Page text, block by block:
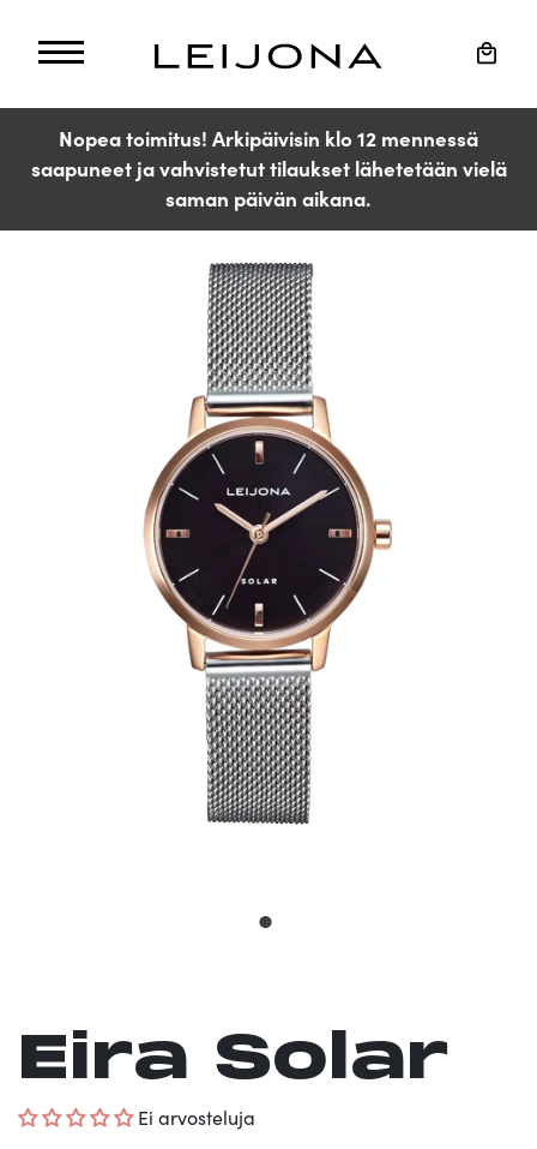
siirry
Nopea toimitus! Arkipäivisin klo 12 mennessä
saapuneet ja vahvistetut tilaukset lähetetään vielä
saman päivän aikana.
Eira Solar
Ei arvosteluja